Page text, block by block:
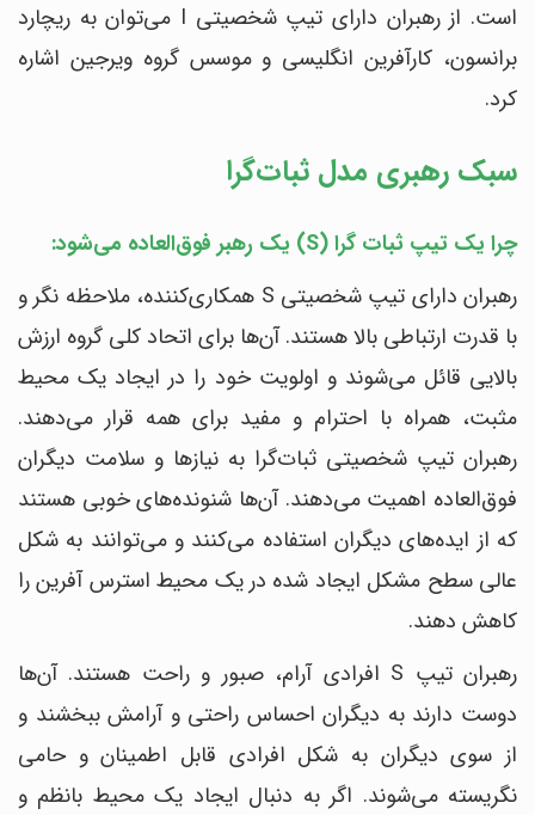
است. از رهبران دارای تیپ شخصیتی I می‌توان به ریچارد
برانسون، کارآفرین انگلیسی و موسس گروه ویرجین اشاره
کرد.
سبک رهبری مدل ثبات‌گرا
چرا یک تیپ ثبات گرا (S) یک رهبر فوق‌العاده می‌شود:
رهبران دارای تیپ شخصیتی S همکاری‌کننده، ملاحظه نگر و
با قدرت ارتباطی بالا هستند. آن‌ها برای اتحاد کلی گروه ارزش
بالایی قائل می‌شوند و اولویت خود را در ایجاد یک محیط
مثبت، همراه با احترام و مفید برای همه قرار می‌دهند.
رهبران تیپ شخصیتی ثبات‌گرا به نیازها و سلامت دیگران
فوق‌العاده اهمیت می‌دهند. آن‌ها شنونده‌های خوبی هستند
که از ایده‌های دیگران استفاده می‌کنند و می‌توانند به شکل
عالی سطح مشکل ایجاد شده در یک محیط استرس آفرین را
کاهش دهند.
رهبران تیپ S افرادی آرام، صبور و راحت هستند. آن‌ها
دوست دارند به دیگران احساس راحتی و آرامش ببخشند و
از سوی دیگران به شکل افرادی قابل اطمینان و حامی
نگریسته می‌شوند. اگر به دنبال ایجاد یک محیط بانظم و